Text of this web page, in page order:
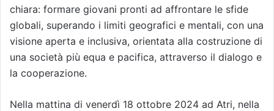
chiara: formare giovani pronti ad affrontare le sfide
globali, superando i limiti geografici e mentali, con una
visione aperta e inclusiva, orientata alla costruzione di
una società più equa e pacifica, attraverso il dialogo e
la cooperazione.
Nella mattina di venerdì 18 ottobre 2024 ad Atri, nella